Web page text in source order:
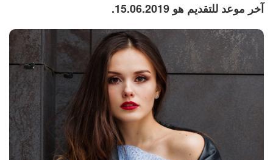
آخر موعد للتقديم هو 15.06.2019.